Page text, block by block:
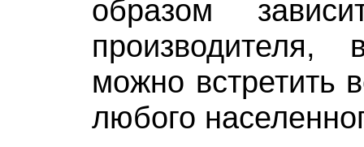
образом
можно встретить
любого